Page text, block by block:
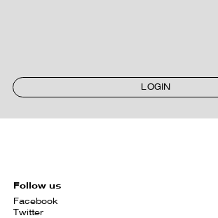
LOGIN
Follow us
Facebook
Twitter